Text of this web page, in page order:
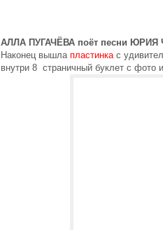
АЛЛА ПУГАЧЁВА поёт песни ЮРИЯ
Наконец вышла пластинкас
внутри 8 страничный буклет с фото